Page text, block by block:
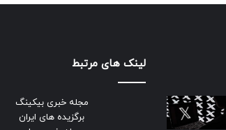
لینک های مرتبط
مجله خبری بیکینگ
برگزیده های ایران